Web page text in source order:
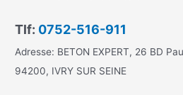
rTlf: 0752-516-911
Adresse: BETON EXPERT, 26 BD
94200, IVRY SUR SEINE